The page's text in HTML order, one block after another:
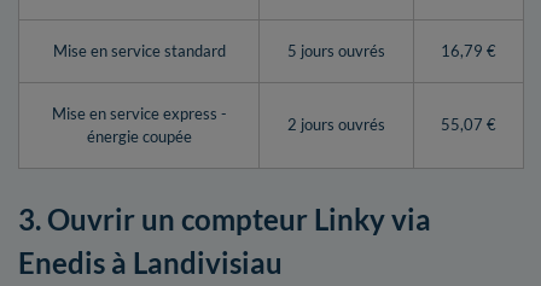
Mise en service standard 5 jours ouvrés 16,79 €
Mise en service express -
énergie coupée
2 jours ouvrés 55,07 €
3. Ouvrir un compteur Linky via
Enedis à Landivisiau